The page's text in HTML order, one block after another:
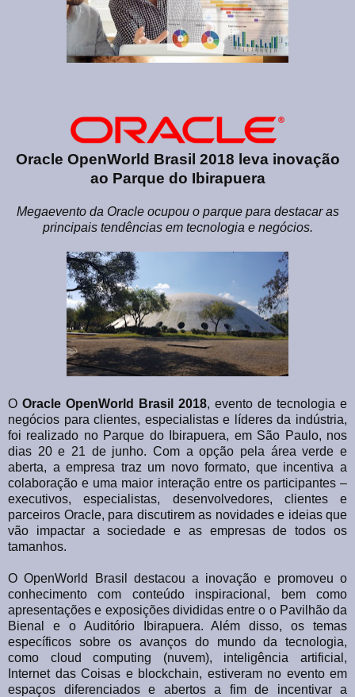
Oracle OpenWorld Brasil 2018 leva inovação
ao Parque do Ibirapuera
Megaevento da Oracle ocupou o parque para destacar as
principais tendências em tecnologia e negócios.
O Oracle OpenWorld Brasil 2018, evento de tecnologia e
negócios para clientes, especialistas e líderes da indústria,
foi realizado no Parque do Ibirapuera, em São Paulo, nos
dias 20 e 21 de junho. Com a opção pela área verde e
aberta, a empresa traz um novo formato, que incentiva a
colaboração e uma maior interação entre os participantes –
executivos, especialistas, desenvolvedores, clientes e
parceiros Oracle, para discutirem as novidades e ideias que
vão impactar a sociedade e as empresas de todos os
tamanhos.
O OpenWorld Brasil destacou a inovação e promoveu o
conhecimento com conteúdo inspiracional, bem como
apresentações e exposições divididas entre o o Pavilhão da
Bienal e o Auditório Ibirapuera. Além disso, os temas
específicos sobre os avanços do mundo da tecnologia,
como cloud computing (nuvem), inteligência artificial,
Internet das Coisas e blockchain, estiveram no evento em
espaços diferenciados e abertos a fim de incentivar a